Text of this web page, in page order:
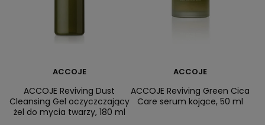
ACCOJE
ACCOJE Reviving Dust
Cleansing Gel oczyczczający
żel do mycia twarzy, 180 ml
ACCOJE
ACCOJE Reviving Green Cica
Care serum kojące, 50 ml